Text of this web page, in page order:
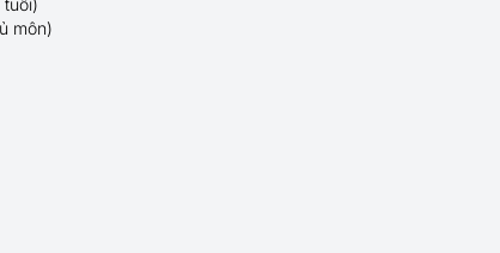
tuổi)
môn)